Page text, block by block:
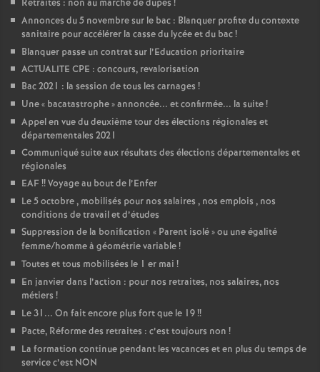
Retraites : non au marché de dupes !
Annonces du 5 novembre sur le bac : Blanquer profite du contexte
sanitaire pour accélérer la casse du lycée et du bac!
Blanquer passe un contrat sur l’Education prioritaire
ACTUALITE CPE : concours, revalorisation
Bac 2021 : la session de tous les carnages !
Une « bacatastrophe» annoncée... et confirmée... la suite!
Appel en vue du deuxième tour des élections régionales et
départementales 2021
Communiqué suite aux résultats des élections départementales et
régionales
EAF!! Voyage au bout de l’Enfer
Le 5 octobre , mobilisés pour nos salaires , nos emplois , nos
conditions de travail et d’études
Suppression de la bonification « Parent isolé» ou une égalité
femme/homme à géométrie variable!
Toutes et tous mobilisées le 1 er mai !
En janvier dans l’action : pour nos retraites, nos salaires, nos
métiers !
Le 31... On fait encore plus fort que le 19!!
Pacte, Réforme des retraites : c’est toujours non !
La formation continue pendant les vacances et en plus du temps de
service c’est NON